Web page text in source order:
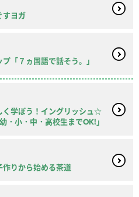
すヨガ
「７ヵ国語で話そう。」
く学ぼう！イングリッシュ☆
・小・中・高校生までOK!」
りから始める茶道